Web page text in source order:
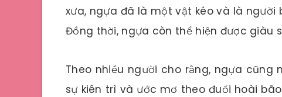
xưa, ngựa đã là một vật kéo và là
Đồng thời, ngựa còn thể hiện được giàu
Theo nhiều người cho rằng, ngựa
sự kiên trì và ước mơ theo đuổi hoài